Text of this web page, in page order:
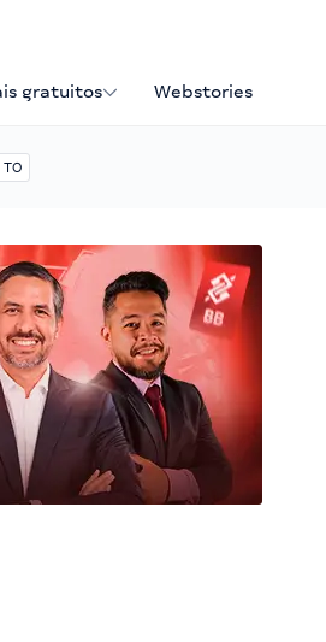
gratuitos Webstories
TO